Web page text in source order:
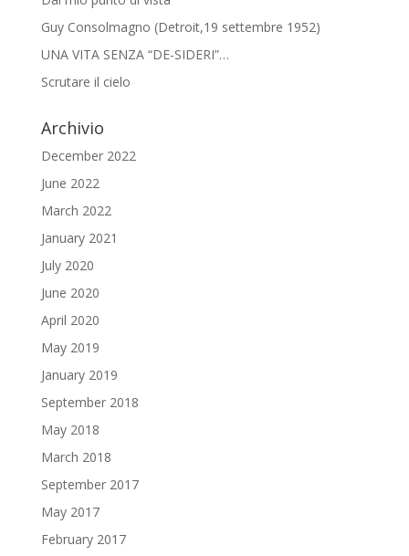
Guy Consolmagno (Detroit,19 settembre 1952)
UNA VITA SENZA “DE-SIDERI”…
Scrutare il cielo
Archivio
December 2022
June 2022
March 2022
January 2021
July 2020
June 2020
April 2020
May 2019
January 2019
September 2018
May 2018
March 2018
September 2017
May 2017
February 2017